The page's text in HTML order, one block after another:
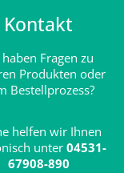
Kontakt
haben Fragen zu
Produkten oder
Bestellprozess?
helfen wir Ihnen
unter 04531-
67908-890